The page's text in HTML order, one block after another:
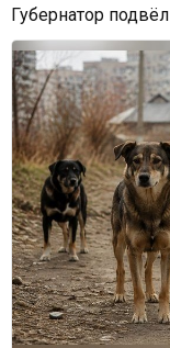
Губернатор